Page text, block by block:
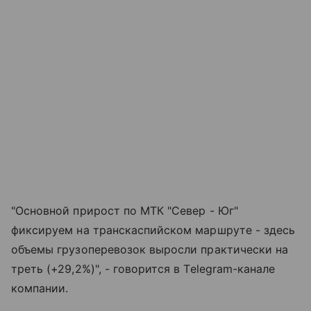
"Основной прирост по МТК "Север - Юг"
фиксируем на транскаспийском маршруте - здесь
объемы грузоперевозок выросли практически на
треть (+29,2%)", - говорится в Telegram-канале
компании.